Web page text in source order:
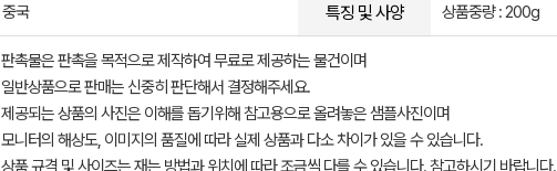
중국 특징 및 사양 상품중량 : 200g
판촉물은 판촉을 목적으로 제작하여 무료로 제공하는 물건이며
일반상품으로 판매는 신중히 판단해서 결정해주세요.
제공되는 상품의 사진은 이해를 돕기위해 참고용으로 올려놓은 샘플사진이며
모니터의 해상도, 이미지의 품질에 따라 실제 상품과 다소 차이가 있을 수 있습니다.
상품 규격 및 사이즈는 재는 방법과 위치에 따라 조금씩 다를 수 있습니다. 참고하시기 바랍니다.